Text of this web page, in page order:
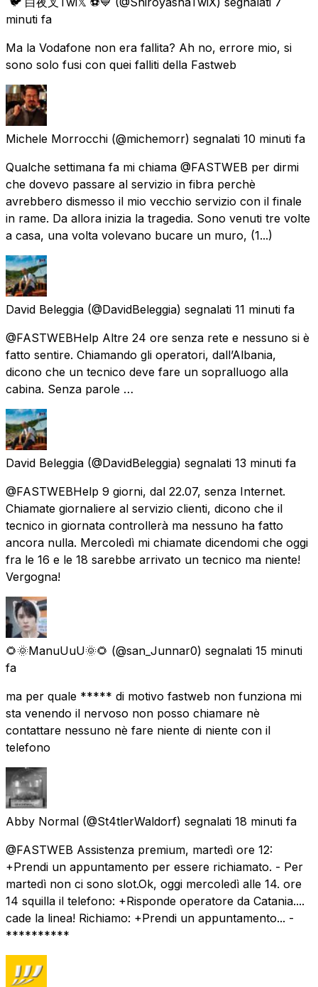
minuti fa
Ma la Vodafone non era fallita? Ah no, errore mio, si
sono solo fusi con quei falliti della Fastweb
Michele Morrocchi (@michemorr) segnalati 10 minuti fa
Qualche settimana fa mi chiama @FASTWEB per dirmi
che dovevo passare al servizio in fibra perchè
avrebbero dismesso il mio vecchio servizio con il finale
in rame. Da allora inizia la tragedia. Sono venuti tre volte
a casa, una volta volevano bucare un muro, (1...)
David Beleggia (@DavidBeleggia) segnalati 11 minuti fa
@FASTWEBHelp Altre 24 ore senza rete e nessuno si è
fatto sentire. Chiamando gli operatori, dall’Albania,
dicono che un tecnico deve fare un sopralluogo alla
cabina. Senza parole …
David Beleggia (@DavidBeleggia) segnalati 13 minuti fa
@FASTWEBHelp 9 giorni, dal 22.07, senza Internet.
Chiamate giornaliere al servizio clienti, dicono che il
tecnico in giornata controllerà ma nessuno ha fatto
ancora nulla. Mercoledì mi chiamate dicendomi che oggi
fra le 16 e le 18 sarebbe arrivato un tecnico ma niente!
Vergogna!
🌻🌞ManuUuU🌞🌻 (@san_Junnar0) segnalati 15 minuti
fa
ma per quale ***** di motivo fastweb non funziona mi
sta venendo il nervoso non posso chiamare nè
contattare nessuno nè fare niente di niente con il
telefono
Abby Normal (@St4tlerWaldorf) segnalati 18 minuti fa
@FASTWEB Assistenza premium, martedì ore 12:
+Prendi un appuntamento per essere richiamato. - Per
martedì non ci sono slot.Ok, oggi mercoledì alle 14. ore
14 squilla il telefono: +Risponde operatore da Catania....
cade la linea! Richiamo: +Prendi un appuntamento... -
**********